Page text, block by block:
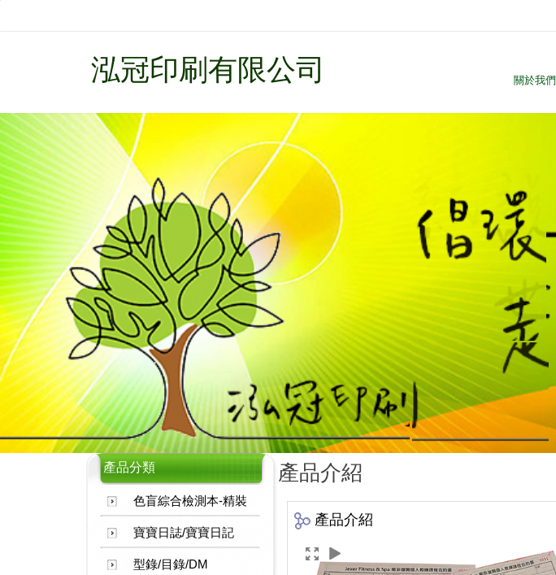
泓冠印刷有限公司 關於我們
產品分類
色盲綜合檢測本-精裝
寶寶日誌/寶寶日記
型錄/目錄/DM
產品介紹
產品介紹